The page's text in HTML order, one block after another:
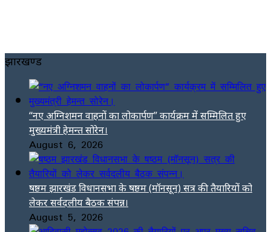
झारखण्ड
“नए अग्निशमन वाहनों का लोकार्पण” कार्यक्रम में सम्मिलित हुए
मुख्यमंत्री हेमन्त सोरेन।
August 6, 2026
षष्ठम झारखंड विधानसभा के षष्ठम (मॉनसून) सत्र की तैयारियों को
लेकर सर्वदलीय बैठक संपन्न।
August 5, 2026